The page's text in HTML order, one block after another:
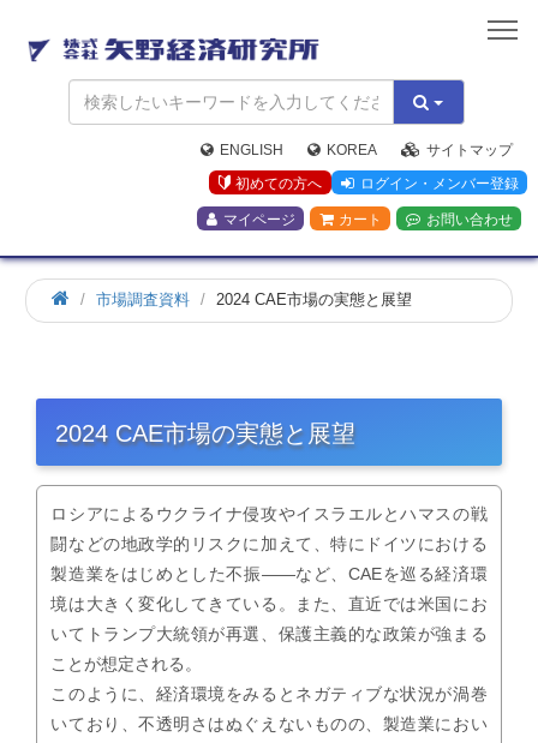
矢
野
経
済
研
究
所
ENGLISH KOREA
サイトマップ
初めての方へ
ログイン・メンバー登録
マイページ カート お問い合わせ
市場調査資料 2024 CAE市場の実態と展望
2024 CAE市場の実態と展望
ロシアによるウクライナ侵攻やイスラエルとハマスの戦
闘などの地政学的リスクに加えて、特にドイツにおける
製造業をはじめとした不振――など、CAEを巡る経済環
境は大きく変化してきている。また、直近では米国にお
いてトランプ大統領が再選、保護主義的な政策が強まる
ことが想定される。
このように、経済環境をみるとネガティブな状況が渦巻
いており、不透明さはぬぐえないものの、製造業におい